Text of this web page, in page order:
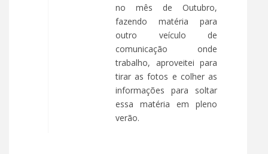
no mês de Outubro,
fazendo matéria para
outro veículo de
comunicação onde
trabalho, aproveitei para
tirar as fotos e colher as
informações para soltar
essa matéria em pleno
verão.